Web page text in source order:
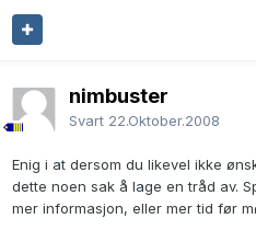
nimbuster
Svart 22.Oktober.2008
Enig i at dersom du likevel ikke
dette noen sak å lage en tråd av.
mer informasjon, eller mer tid før